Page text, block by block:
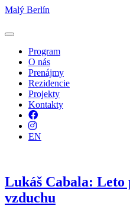
Malý Berlín
Program
O nás
Prenájmy
Rezidencie
Projekty
Kontakty
Facebook
Instagram
EN
Lukáš Cabala: Leto
vzduchu